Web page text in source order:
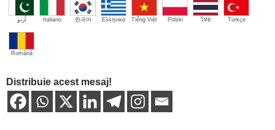
اُردو Italiano 한국어 Ελληνικά Tiếng Việt Polski ไทย Türkçe
Română
Distribuie acest mesaj!